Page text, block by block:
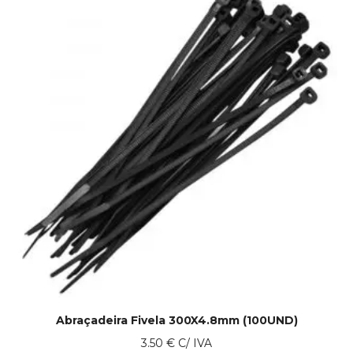
Abraçadeira Fivela 300X4.8mm (100UND)
3.50 € C/ IVA